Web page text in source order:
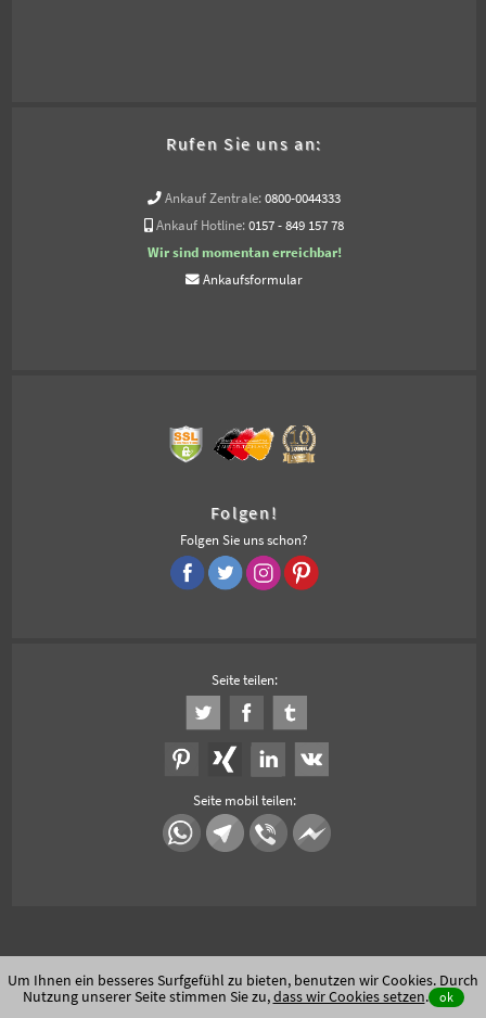
Rufen Sie uns an:
Ankauf Zentrale: 0800-0044333
Ankauf Hotline: 0157 - 849 157 78
Wir sind momentan erreichbar!
Ankaufsformular
Folgen!
Folgen Sie uns schon?
Seite teilen:
Seite mobil teilen:
Um Ihnen ein besseres Surfgefühl zu bieten, benutzen wir Cookies. Durch
Nutzung unserer Seite stimmen Sie zu,dass wir Cookies setzen. ok